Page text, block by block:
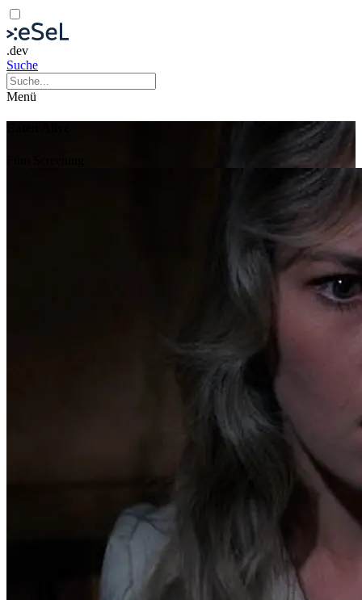
.dev
Suche
Menü